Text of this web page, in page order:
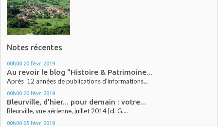
Notes récentes
00h00 20 févr. 2019
Au revoir le blog "Histoire & Patrimoine...
Après 12 années de publications d'informations...
00h00 20 févr. 2019
Bleurville, d'hier... pour demain : votre...
Bleurville, vue aérienne, juillet 2014 [cl. G....
00h00 05 févr. 2019